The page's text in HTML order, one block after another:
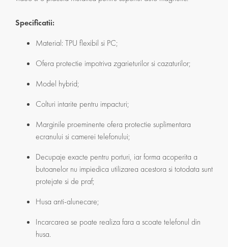
Specificatii:
Material: TPU flexibil si PC;
Ofera protectie impotriva zgarieturilor si cazaturilor;
Model hybrid;
Colturi intarite pentru impacturi;
Marginile proeminente ofera protectie suplimentara
ecranului si camerei telefonului;
Decupaje exacte pentru porturi, iar forma acoperita a
butoanelor nu impiedica utilizarea acestora si totodata sunt
protejate si de praf;
Husa anti-alunecare;
Incarcarea se poate realiza fara a scoate telefonul din
husa.